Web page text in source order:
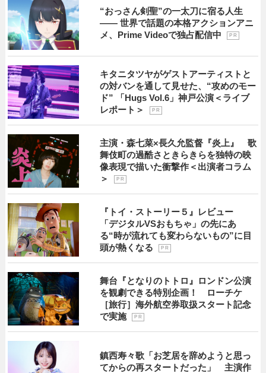
“おっさん剣聖”の一太刀に宿る人生
―― 世界で話題の本格アクションアニ
メ、Prime Videoで独占配信中
P R
キタニタツヤがゲストアーティストと
の対バンを通して見せた、“攻めのモー
ド” 「Hugs Vol.6」神戸公演＜ライブ
レポート＞
P R
主演・森七菜×長久允監督『炎上』 歌
舞伎町の過酷さときらきらを独特の映
像表現で描いた衝撃作＜出演者コラム
＞
P R
『トイ・ストーリー５』レビュー
「デジタルVSおもちゃ」の先にあ
る“時が流れても変わらないもの”に目
頭が熱くなる
P R
舞台『となりのトトロ』ロンドン公演
を観劇できる特別企画！ ローチケ
［旅行］海外航空券取扱スタート記念
で実施
P R
鎮西寿々歌「お芝居を辞めようと思っ
てからの再スタートだった」 主演作